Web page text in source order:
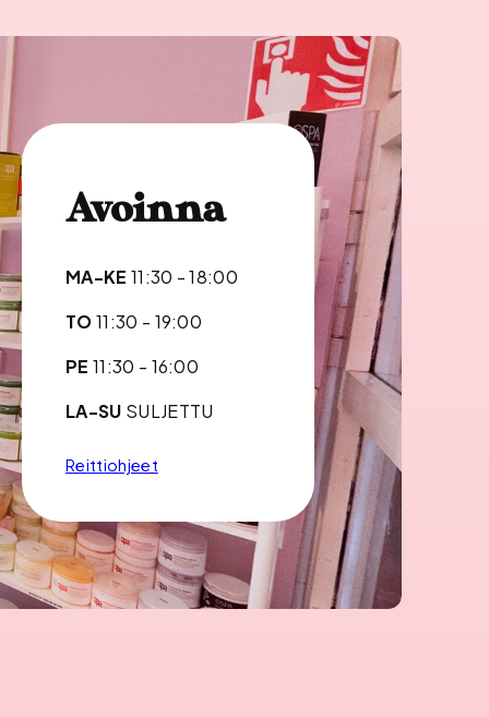
Avoinna
MA-KE 11:30 - 18:00
TO11:30 - 19:00
PE 11:30 - 16:00
LA-SU SULJETTU
Reittiohjeet